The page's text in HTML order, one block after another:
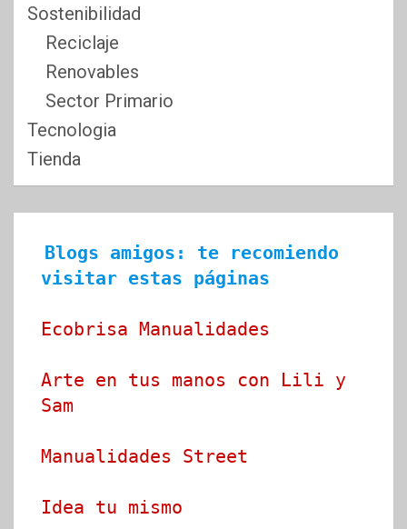
Sostenibilidad
Reciclaje
Renovables
Sector Primario
Tecnologia
Tienda
Blogs amigos: te recomiendo
visitar estas páginas
Ecobrisa Manualidades
Arte en tus manos con Lili y
Sam
Manualidades Street
Idea tu mismo